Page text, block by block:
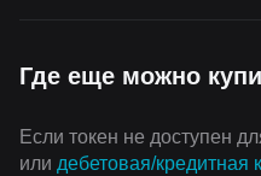
Где еще можно
Если токен не доступен
или дебетовая/кредитная